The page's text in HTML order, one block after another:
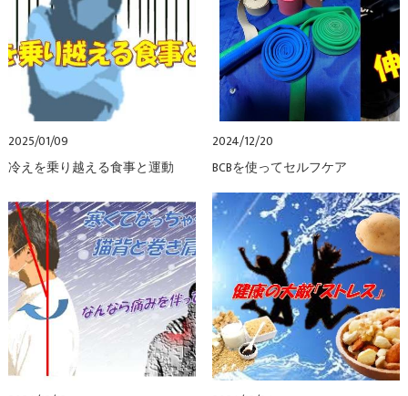
2025/01/09
冷えを乗り越える食事と運動
2024/12/20
BCBを使ってセルフケア